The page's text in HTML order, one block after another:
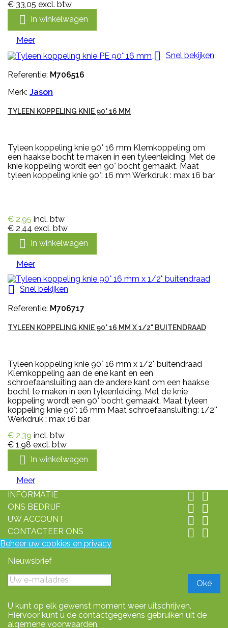
€ 33,05 excl. btw
 In winkelwagen
Meer
 Snel bekijken
Referentie: M706516
Merk: Jason
TYLEEN KOPPELING KNIE 90° 16 MM
Tyleen koppeling knie 90° 16 mm Klemkoppeling om
een haakse bocht te maken in een tyleenleiding. Met de
knie koppeling wordt een 90° bocht gemaakt. Maat
tyleen koppeling knie 90°: 16 mm Werkdruk : max 16 bar
€ 2,95 incl. btw
€ 2,44 excl. btw
 In winkelwagen
Meer
 Snel bekijken
Referentie: M706717
TYLEEN KOPPELING KNIE 90° 16 MM X 1/2" BUITENDRAAD
Tyleen koppeling knie 90° 16 mm x 1/2" buitendraad
Klemkoppeling aan de ene kant en een
schroefaansluiting aan de andere kant om een haakse
bocht te maken in een tyleenleiding. Met de knie
koppeling wordt een 90° bocht gemaakt. Maat tyleen
koppeling knie 90°: 16 mm Maat schroefaansluiting: 1/2''
Werkdruk : max 16 bar
€ 2,39 incl. btw
€ 1,98 excl. btw
 In winkelwagen
Meer
INFORMATIE
 
ONS BEDRIJF  
UW ACCOUNT  
CONTACTEER ONS  
Beheer uw cookies en privacy
Nieuwsbrief
U kunt op elk gewenst moment weer uitschrijven.
Hiervoor kunt u de contactgegevens gebruiken uit de
algemene voorwaarden.